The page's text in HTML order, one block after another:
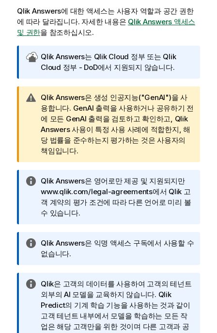
Qlik Answers에 대한 액세스는 사용자 역할과 공간 권한
에 따라 달라집니다. 자세한 내용은 Qlik Answers 액세스
및 권한을 참조하십시오.
Q
l
k
C
l
o
u
d
정
부
모
Qlik Answers는 Qlik Cloud 정부 또는 Qlik
Cloud 정부 - DoD에서 지원되지 않습니다.
경
고
메
모
Qlik Answers은 생성 인공지능("GenAI")을 사
용합니다. GenAI 출력을 사용하거나 공유하기 전
에 모든 GenAI 출력을 검토하고 확인하고, Qlik
Answers사용이 특정 사용 사례에 적합한지, 해
당 법률을 준수하는지 평가하는 것은 사용자의
책임입니다.
정
보
메
모
Qlik Answers은 영어로만 제공 및 지원되지만
www.qlik.com/legal-agreements에서 Qlik 고
객 계약의 평가 조건에 따라 다른 언어로 미리 볼
수 있습니다.
정
보
Qlik Answers은 익명 액세스 구독에서 사용할 수
없습니다.
정
보
메
모
Qlik은 고객의 데이터를 사용하여 고객의 테넌트
외부의 AI 모델을 교육하지 않습니다. Qlik
Predict의 기계 학습 기능을 사용하는 것과 같이
고객 테넌트 내부에서 모델을 학습하는 모든 작
업은 해당 고객만을 위한 것이며 다른 고객과 공